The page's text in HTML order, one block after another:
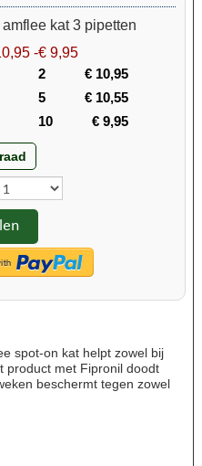
amflee kat 3 pipetten
-€ 9,95
2
€ 10,95
5
€ 10,55
10 € 9,95
spot-on kat helpt zowel bij
product met Fipronil doodt
beschermt tegen zowel